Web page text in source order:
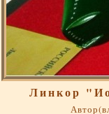
Линкор